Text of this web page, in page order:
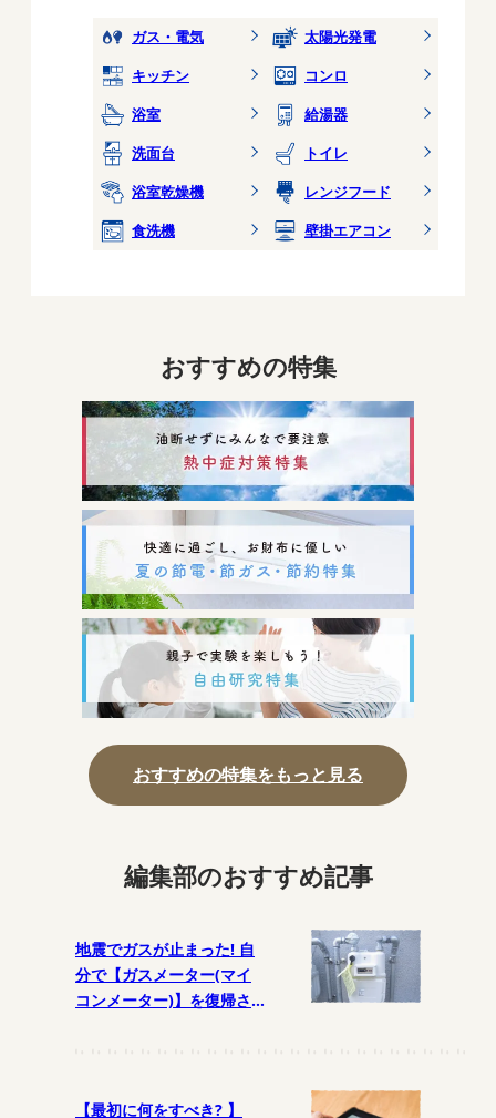
ガス・電気
太陽光発電
キッチン
コンロ
浴室
給湯器
洗面台
トイレ
浴室乾燥機
レンジフード
食洗機
壁掛エアコン
おすすめの特集
おすすめの特集をもっと見る
編集部のおすすめ記事
地震でガスが止まった! 自
分で【ガスメーター(マイ
コンメーター)】を復帰さ
【最初に何をすべき? 】